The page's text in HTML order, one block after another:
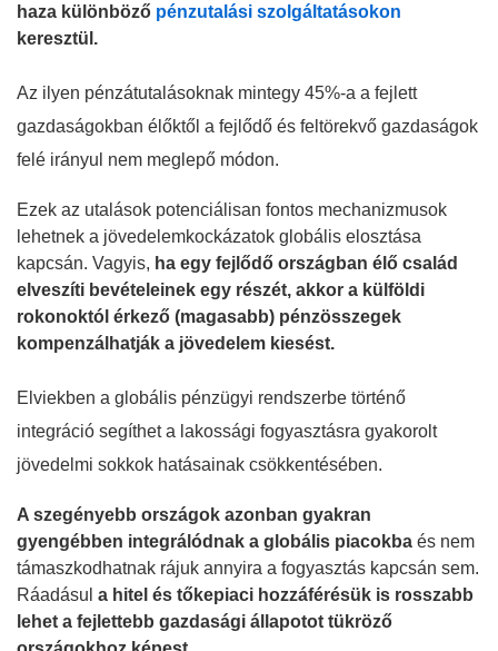
haza különböző pénzutalási szolgáltatásokon
keresztül.
Az ilyen pénzátutalásoknak mintegy 45%-a a fejlett
gazdaságokban élőktől a fejlődő és feltörekvő gazdaságok
felé irányul nem meglepő módon.
Ezek az utalások potenciálisan fontos mechanizmusok
lehetnek a jövedelemkockázatok globális elosztása
kapcsán. Vagyis, ha egy fejlődő országban élő család
elveszíti bevételeinek egy részét, akkor a külföldi
rokonoktól érkező (magasabb) pénzösszegek
kompenzálhatják a jövedelem kiesést.
Elviekben a globális pénzügyi rendszerbe történő
integráció segíthet a lakossági fogyasztásra gyakorolt
jövedelmi sokkok hatásainak csökkentésében.
A szegényebb országok azonban gyakran
gyengébben integrálódnak a globális piacokba és nem
támaszkodhatnak rájuk annyira a fogyasztás kapcsán sem.
Ráadásul a hitel és tőkepiaci hozzáférésük is rosszabb
lehet a fejlettebb gazdasági állapotot tükröző